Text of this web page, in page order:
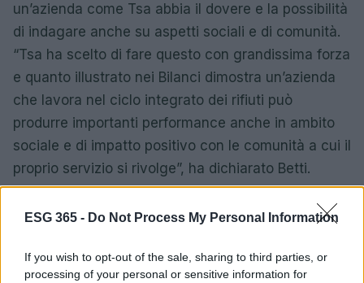
ESG 365 - Do Not Process My Personal Information
If you wish to opt-out of the sale, sharing to third parties, or
processing of your personal or sensitive information for
un’azienda come Tsa abbia il dovere e la possibilità
di indagare anche su aspetti sociali e di comunità.
“Tsa ha scelto di fare questo con grandissima forza
e quanto illustrato nei Bilanci dimostra un’azienda
che lavora nel ciclo integrato dei rifiuti può
produrre importanti performance anche in ambito
sociale e di impatto positivo con le comunità a cui il
proprio servizio si rivolge”, ha dichiarato Betti.
Guardando al futuro, Tsa continuerà a sviluppare le
sue attività nel segno della sostenibilità,
consapevole che questo approccio rappresenta un
fattore distintivo e parte integrante della sua